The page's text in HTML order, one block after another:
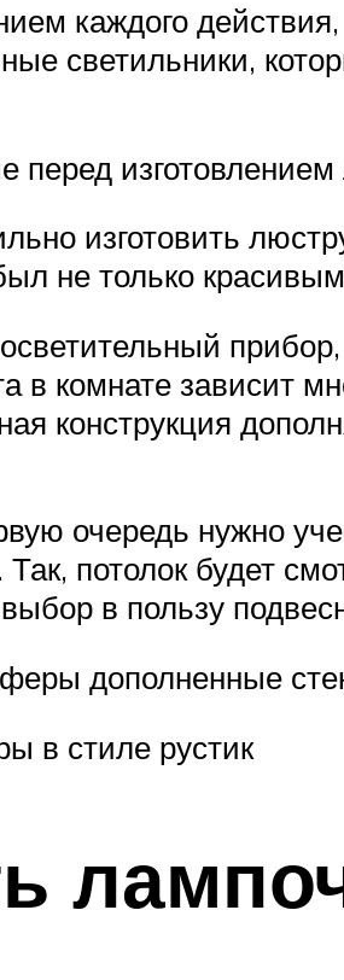
каждого
светильники,
перед
изготовить
не только
в комнате зависит
конструкция
очередь нужно
потолок будет
в пользу
дополненные
в стиле рустик